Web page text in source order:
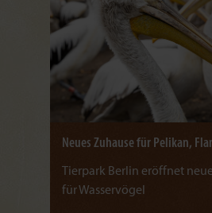
Neues Zuhause für Pelikan,
Tierpark Berlin eröffnet
für Wasservögel